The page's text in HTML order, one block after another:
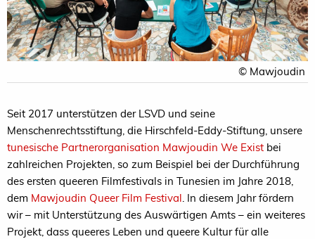
© Mawjoudin
Seit 2017 unterstützen der LSVD und seine
Menschenrechtsstiftung, die Hirschfeld-Eddy-Stiftung, unsere
tunesische Partnerorganisation Mawjoudin We Exist bei
zahlreichen Projekten, so zum Beispiel bei der Durchführung
des ersten queeren Filmfestivals in Tunesien im Jahre 2018,
dem Mawjoudin Queer Film Festival . In diesem Jahr fördern
wir – mit Unterstützung des Auswärtigen Amts – ein weiteres
Projekt, dass queeres Leben und queere Kultur für alle